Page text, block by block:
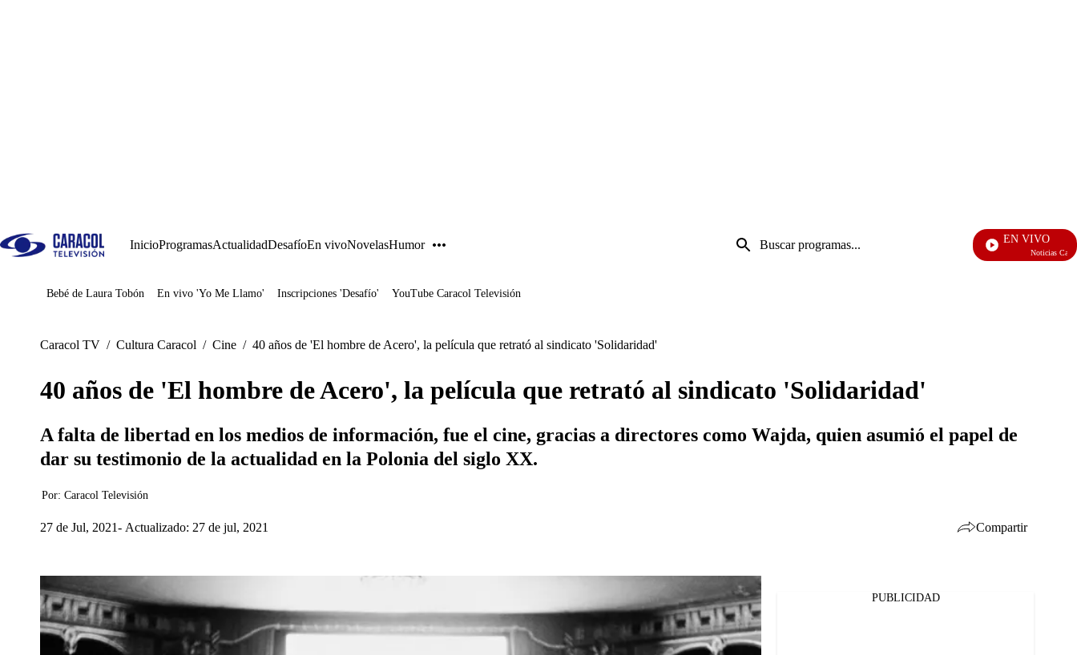
InicioProgramasActualidadDesafíoEn vivoNovelasHumor
Entrada
de
EN VIVO
Noticias Caracol
Juegos
Bebé de Laura Tobón En vivo 'Yo Me Llamo' Inscripciones 'Desafío' YouTube Caracol Televisión
Caracol TV / Cultura Caracol / Cine / 40 años de 'El hombre de Acero', la película que retrató al sindicato 'Solidaridad'
40 años de 'El hombre de Acero', la película que retrató al sindicato 'Solidaridad'
A falta de libertad en los medios de información, fue el cine, gracias a directores como Wajda, quien asumió el papel de
dar su testimonio de la actualidad en la Polonia del siglo XX.
Por: Caracol Televisión
27 de Jul, 2021 Actualizado: 27 de jul, 2021 Compartir
Facebook
Twitter
Whatsapp
PUBLICIDAD